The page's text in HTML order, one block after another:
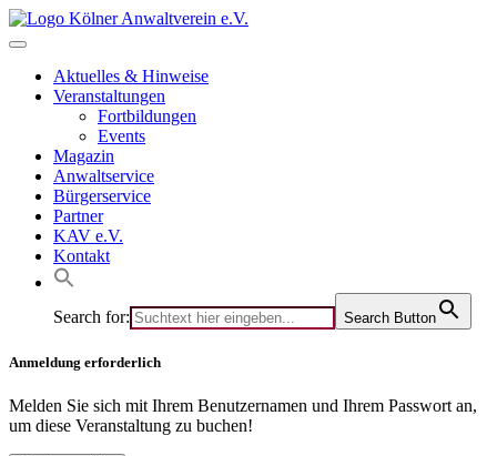
Skip
to
Aktuelles & Hinweise
Veranstaltungen
Fortbildungen
Events
Magazin
Anwaltservice
Bürgerservice
Partner
KAV e.V.
Kontakt
Search for: Search Button
Anmeldung erforderlich
Melden Sie sich mit Ihrem Benutzernamen und Ihrem Passwort an,
um diese Veranstaltung zu buchen!